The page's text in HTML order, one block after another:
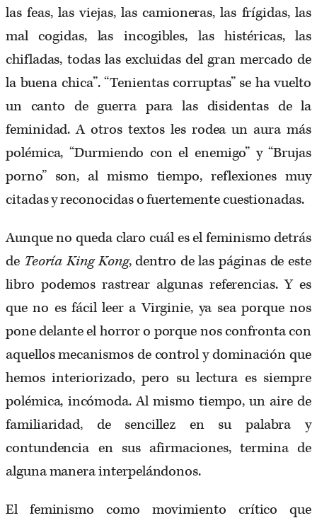
las feas, las viejas, las camioneras, las frígidas, las
mal cogidas, las incogibles, las histéricas, las
chifladas, todas las excluidas del gran mercado de
la buena chica”. “Tenientas corruptas” se ha vuelto
un canto de guerra para las disidentas de la
feminidad. A otros textos les rodea un aura más
polémica, “Durmiendo con el enemigo” y “Brujas
porno” son, al mismo tiempo, reflexiones muy
citadas y reconocidas o fuertemente cuestionadas.
Aunque no queda claro cuál es el feminismo detrás
de Teoría King Kong, dentro de las páginas de este
libro podemos rastrear algunas referencias. Y es
que no es fácil leer a Virginie, ya sea porque nos
pone delante el horror o porque nos confronta con
aquellos mecanismos de control y dominación que
hemos interiorizado, pero su lectura es siempre
polémica, incómoda. Al mismo tiempo, un aire de
familiaridad, de sencillez en su palabra y
contundencia en sus afirmaciones, termina de
alguna manera interpelándonos.
El feminismo como movimiento crítico que